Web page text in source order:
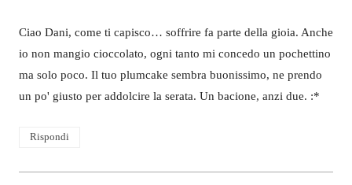
Ciao Dani, come ti capisco… soffrire fa parte della gioia. Anche
io non mangio cioccolato, ogni tanto mi concedo un pochettino
ma solo poco. Il tuo plumcake sembra buonissimo, ne prendo
un po' giusto per addolcire la serata. Un bacione, anzi due. :*
Rispondi